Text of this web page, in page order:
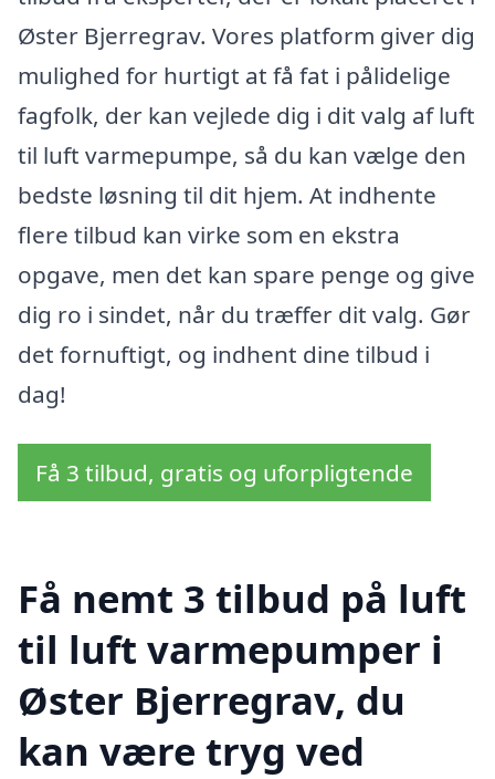
Øster Bjerregrav. Vores platform giver dig
mulighed for hurtigt at få fat i pålidelige
fagfolk, der kan vejlede dig i dit valg af luft
til luft varmepumpe, så du kan vælge den
bedste løsning til dit hjem. At indhente
flere tilbud kan virke som en ekstra
opgave, men det kan spare penge og give
dig ro i sindet, når du træffer dit valg. Gør
det fornuftigt, og indhent dine tilbud i
dag!
Få 3 tilbud, gratis og uforpligtende
Få nemt 3 tilbud på luft
til luft varmepumper i
Øster Bjerregrav, du
kan være tryg ved